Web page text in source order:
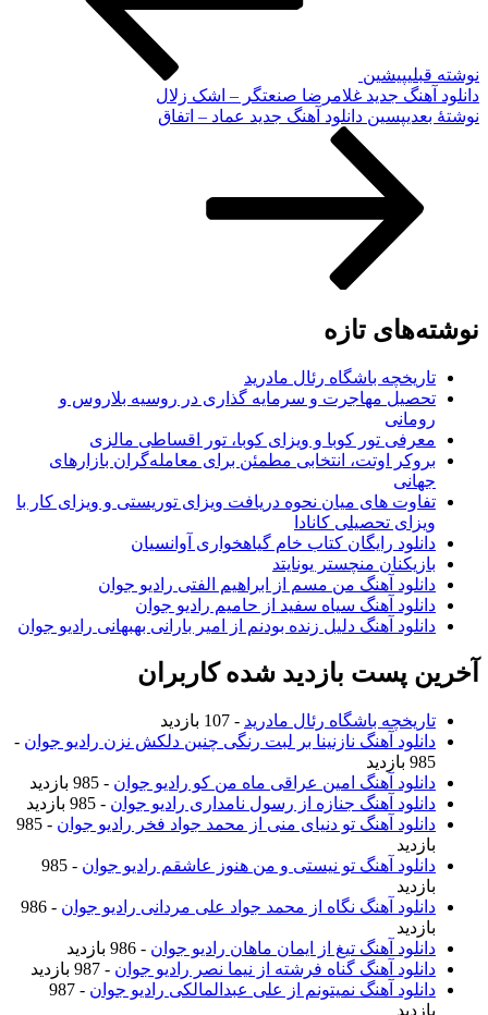
نوشته قبلیپیشین
دانلود آهنگ جدید غلامرضا صنعتگر – اشک زلال
نوشته‌ٔ بعدیپسین دانلود آهنگ جدید عماد – اتفاق
نوشته‌های تازه
تاریخچه باشگاه رئال مادرید
تحصیل مهاجرت و سرمایه گذاری در روسیه بلاروس و
رومانی
معرفی تور کوبا و ویزای کوبا، تور اقساطی مالزی
بروکر اوتت، انتخابی مطمئن برای معامله‌گران بازارهای
جهانی
تفاوت های میان نحوه دریافت ویزای توریستی و ویزای کار با
ویزای تحصیلی کانادا
دانلود رایگان کتاب خام گیاهخواری آوانسیان
بازیکنان منچستر یونایتد
دانلود آهنگ من مسم از ابراهیم الفتی رادیو جوان
دانلود آهنگ سیاه سفید از حامیم رادیو جوان
دانلود آهنگ دلیل زنده بودنم از امیر بارانی بهبهانی رادیو جوان
آخرین پست بازدید شده کاربران
تاریخچه باشگاه رئال مادرید - 107 بازدید
دانلود آهنگ نازنینا بر لبت رنگی چنین دلکش نزن رادیو جوان -
985 بازدید
دانلود آهنگ امین عراقی ماه من کو رادیو جوان - 985 بازدید
دانلود آهنگ جنازه از رسول نامداری رادیو جوان - 985 بازدید
دانلود آهنگ تو دنیای منی از محمد جواد فخر رادیو جوان
- 985
بازدید
دانلود آهنگ تو نیستی و من هنوز عاشقم رادیو جوان
- 985
بازدید
دانلود آهنگ نگاه از محمد جواد علی مردانی رادیو جوان
- 986
بازدید
دانلود آهنگ تیغ از ایمان ماهان رادیو جوان - 986 بازدید
دانلود آهنگ گناه فرشته از نیما نصر رادیو جوان - 987 بازدید
دانلود آهنگ نمیتونم از علی عبدالمالکی رادیو جوان
- 987
بازدید